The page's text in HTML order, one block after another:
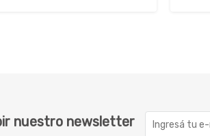
nuestro newsletter